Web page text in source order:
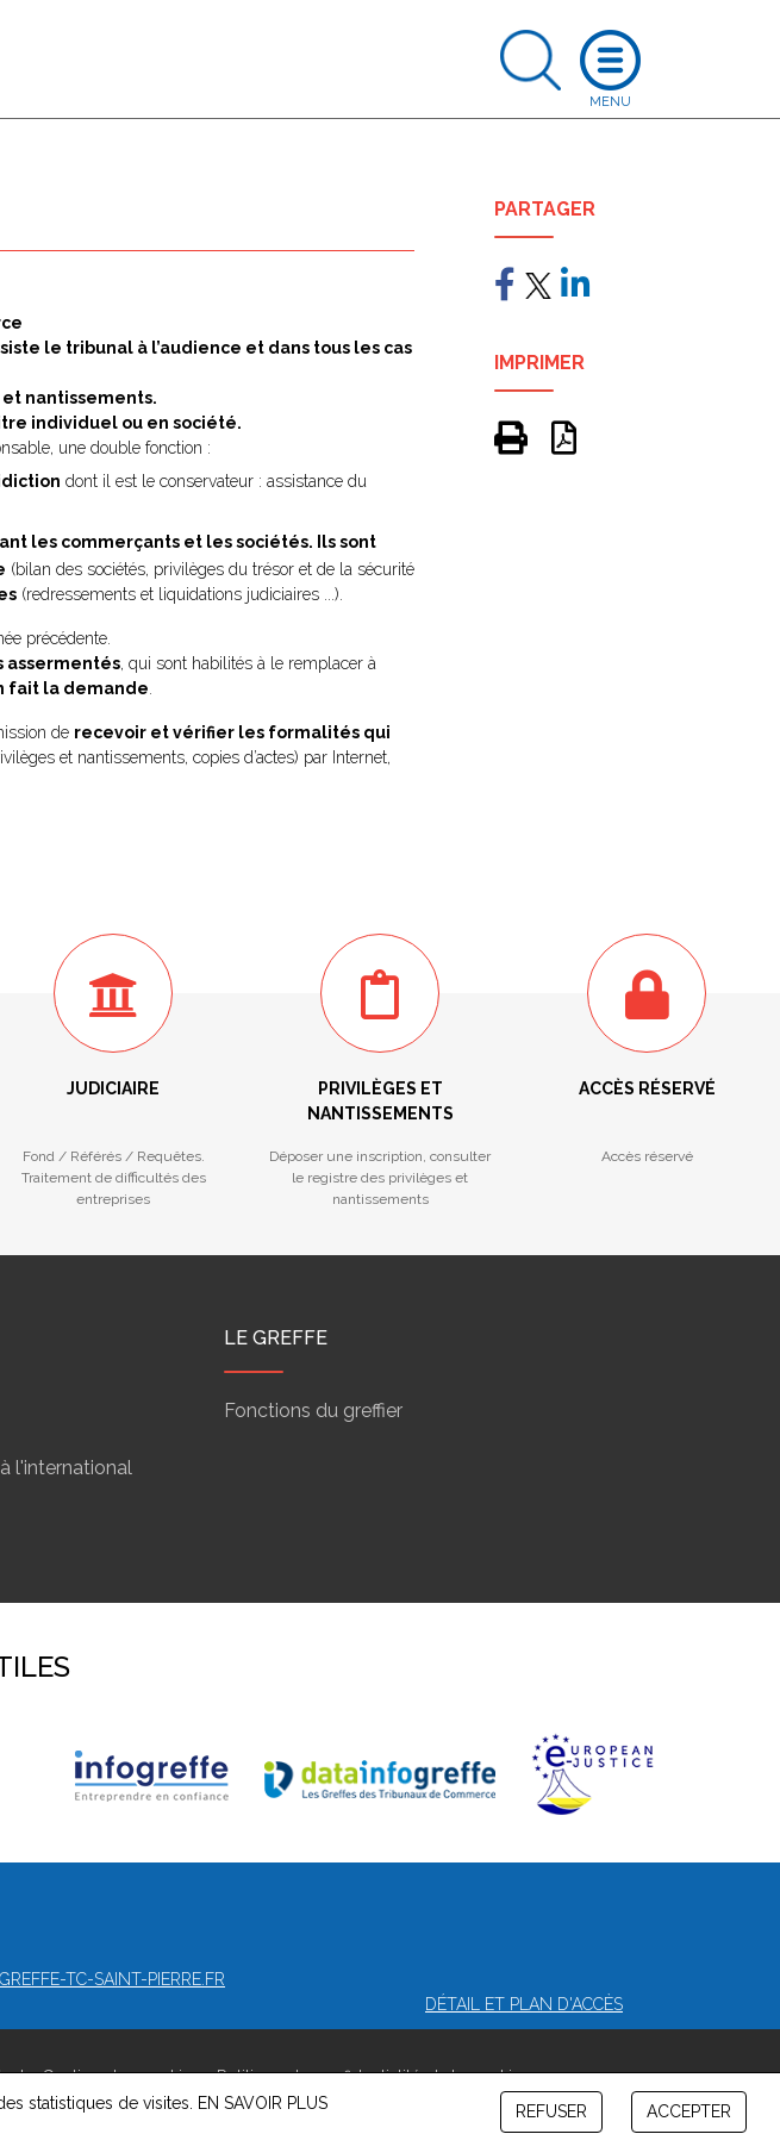
le tribunal à l’audience et dans tous les cas
nantissements.
individuel ou en société.
une double fonction :
dont il est le conservateur : assistance du
les commerçants et les sociétés. Ils sont
(bilan des sociétés, privilèges du trésor et de la sécurité
(redressements et liquidations judiciaires ...).
précédente.
assermentés, qui sont habilités à le remplacer à
fait la demande
de recevoir et vérifier les formalités qui
et nantissements, copies d’actes) par Internet,
PARTAGER
IMPRIMER
JUDICIAIRE
Fond / Référés / Requêtes.
Traitement de difficultés des
entreprises
PRIVILÈGES ET
NANTISSEMENTS
Déposer une inscription, consulter
le registre des privilèges et
nantissements
ACCÈS RÉSERVÉ
Accès réservé
l'international
LE GREFFE
Fonctions du greffier
TC-SAINT-PIERRE.FR
DÉTAIL ET PLAN D'ACCÈS
-Gestion des cookies-Politique de confidentialité et de cookies
statistiques de visites. EN SAVOIR PLUS REFUSER ACCEPTER